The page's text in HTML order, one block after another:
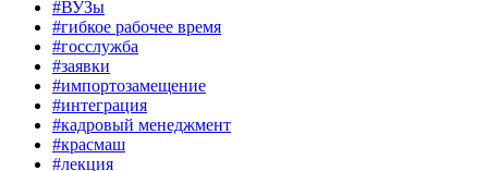
#ВУЗы
#гибкое рабочее время
#госслужба
#заявки
#импортозамещение
#интеграция
#кадровый менеджмент
#красмаш
#лекция